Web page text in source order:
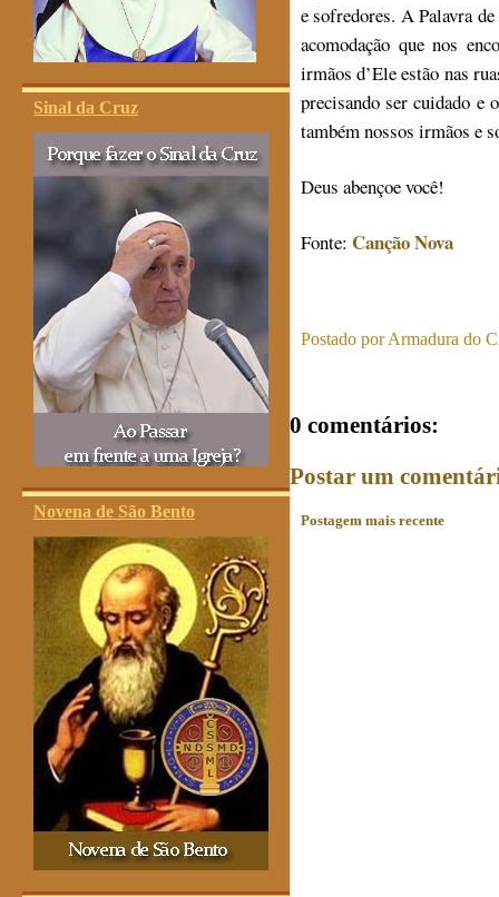
Sinal da Cruz
Novena de São Bento
e sofredores. A Palavra
acomodação que nos
irmãos d’Ele estão nas
precisando ser cuidado e
também nossos irmãos e
Deus abençoe você!
Fonte: Canção Nova
Postado porArmadura do
0 comentários:
Postar um
Postagem mais recente